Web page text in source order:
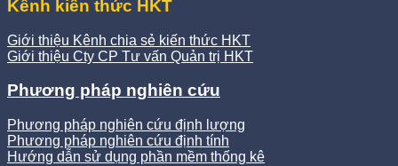
Kênh kiến thức HKT
Giới thiệu Kênh chia sẻ kiến thức HKT
Giới thiệu Cty CP Tư vấn Quản trị HKT
Phương pháp nghiên cứu
Phương pháp nghiên cứu định lượng
Phương pháp nghiên cứu định tính
Hướng dẫn sử dụng phần mềm thống kê